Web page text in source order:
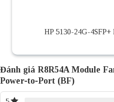
HP 5130-24G-
Đánh giá R8R54A Module
Power-to-Port (BF)